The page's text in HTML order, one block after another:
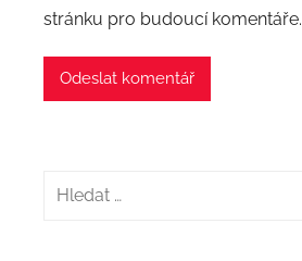
stránku pro budoucí komentáře.
Hledat: